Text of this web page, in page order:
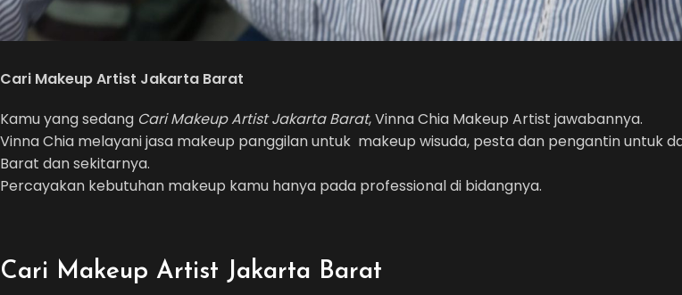
Cari Makeup Artist Jakarta Barat
Kamu yang sedang Cari Makeup Artist Jakarta Barat, Vinna Chia Makeup Artist jawabannya.
Vinna Chia melayani jasa makeup panggilan untuk makeup wisuda, pesta dan pengantin untuk
Barat dan sekitarnya.
Percayakan kebutuhan makeup kamu hanya pada professional di bidangnya.
Cari Makeup Artist Jakarta Barat